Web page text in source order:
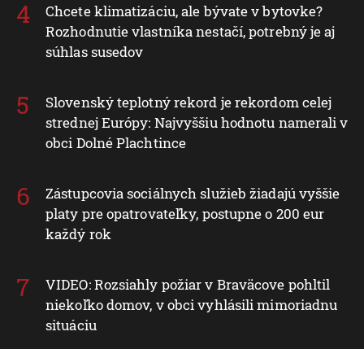
Chcete klimatizáciu, ale bývate v bytovke?
Rozhodnutie vlastníka nestačí, potrebný je aj
súhlas susedov
Slovenský teplotný rekord je rekordom celej
strednej Európy: Najvyššiu hodnotu namerali v
obci Dolné Plachtince
Zástupcovia sociálnych služieb žiadajú vyššie
platy pre opatrovateľky, postupne o 200 eur
každý rok
VIDEO: Rozsiahly požiar v Braväcove pohltil
niekoľko domov, v obci vyhlásili mimoriadnu
situáciu